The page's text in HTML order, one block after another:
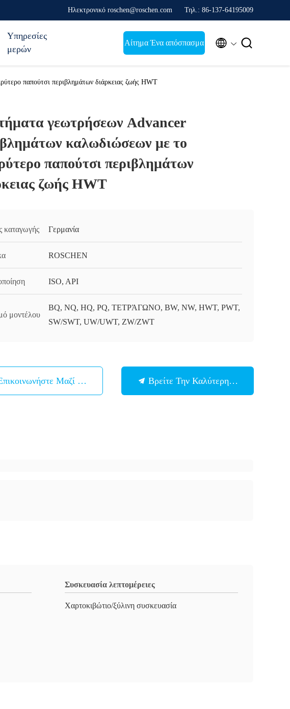
Ηλεκτρονικό roschen@roschen.com Τηλ.: 86-137-64195009
Υπηρεσίες
μερών
Αίτημα Ένα απόσπασμα  
παπούτσι περιβλημάτων διάρκειας ζωής HWT
γεωτρήσεων Advancer
καλωδιώσεων με το
παπούτσι περιβλημάτων
ζωής HWT
καταγωγής Γερμανία
ROSCHEN
ISO, API
μοντέλου
BQ, NQ, HQ, PQ, ΤΕΤΡΆΓΩΝΟ, BW, NW, HWT, PWT,
SW/SWT, UW/UWT, ZW/ZWT
Μαζί Μας Βρείτε Την Καλύτερη Τιμή
Συσκευασία λεπτομέρειες
Χαρτοκιβώτιο/ξύλινη συσκευασία